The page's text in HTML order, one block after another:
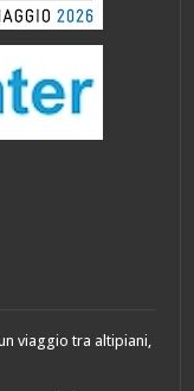
viaggio tra altipiani,